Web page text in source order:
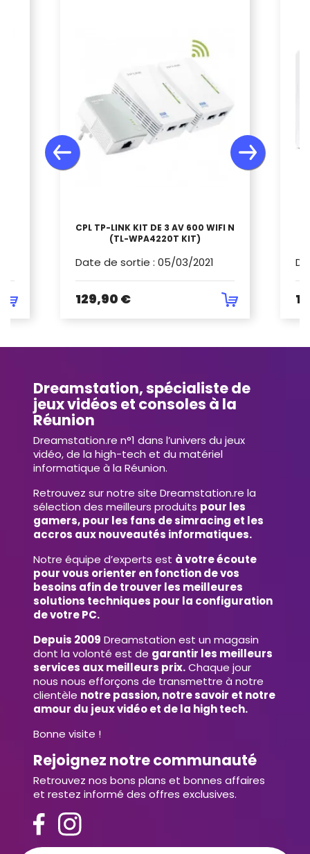
CPL TP-LINK KIT DE 3 AV 600 WIFI N
(TL-WPA4220T KIT)
Date de sortie : 05/03/2021
129,90 €
Dreamstation, spécialiste de
jeux vidéos et consoles à la
Réunion
Dreamstation.re n°1 dans l’univers du jeux
vidéo, de la high-tech et du matériel
informatique à la Réunion.
Retrouvez sur notre site Dreamstation.re la
sélection des meilleurs produits pour les
gamers, pour les fans de simracing et les
accros aux nouveautés informatiques.
Notre équipe d’experts est à votre écoute
pour vous orienter en fonction de vos
besoins afin de trouver les meilleures
solutions techniques pour la configuration
de votre PC.
Depuis 2009 Dreamstation est un magasin
dont la volonté est de garantir les meilleurs
services aux meilleurs prix.Chaque jour
nous nous efforçons de transmettre à notre
clientèle notre passion, notre savoir et notre
amour du jeux vidéo et de la high tech.
Bonne visite !
Rejoignez notre communauté
Retrouvez nos bons plans et bonnes affaires
et restez informé des offres exclusives.